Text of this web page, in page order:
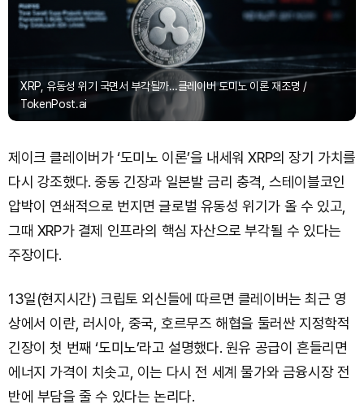
XRP, 유동성 위기 국면서 부각될까…클레이버 도미노 이론 재조명 /
TokenPost.ai
제이크 클레이버가 ‘도미노 이론’을 내세워 XRP의 장기 가치를
다시 강조했다. 중동 긴장과 일본발 금리 충격, 스테이블코인
압박이 연쇄적으로 번지면 글로벌 유동성 위기가 올 수 있고,
그때 XRP가 결제 인프라의 핵심 자산으로 부각될 수 있다는
주장이다.
13일(현지시간) 크립토 외신들에 따르면 클레이버는 최근 영
상에서 이란, 러시아, 중국, 호르무즈 해협을 둘러싼 지정학적
긴장이 첫 번째 ‘도미노’라고 설명했다. 원유 공급이 흔들리면
에너지 가격이 치솟고, 이는 다시 전 세계 물가와 금융시장 전
반에 부담을 줄 수 있다는 논리다.